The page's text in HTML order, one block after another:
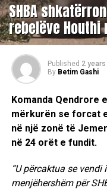
​SHBA
rebelëve Houthi
Published 2 years
By Betim Gashi
Komanda Qendrore
mërkurën se forcat
në një zonë të
në 24 orët e fundit.
“U përcaktua se
menjëhershëm për